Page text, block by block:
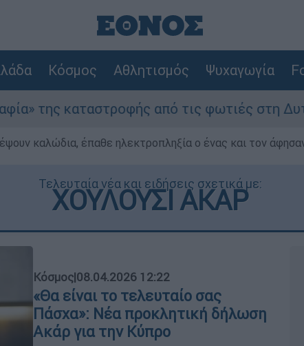
Κόσμος Αθλητισμός Ψυχαγωγία
από τις φωτιές στη Δυτική Αττική -
καλώδια, έπαθε ηλεκτροπληξία ο ένας και τον
Τελευταία νέα και ειδήσεις σχετικά με:
ΧΟΥΛΟΥΣΙ ΑΚΑΡ
Κόσμος|08.04.2026 12:22
«Θα είναι το τελευταίο σας
Πάσχα»: Νέα προκλητική δήλωση
Ακάρ για την Κύπρο